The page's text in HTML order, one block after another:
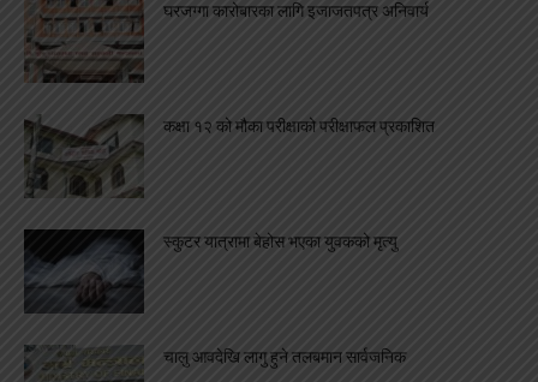
घरजग्गा कारोबारका लागि इजाजतपत्र अनिवार्य
कक्षा १२ को मौका परीक्षाको परीक्षाफल प्रकाशित
स्कुटर यात्रामा बेहोस भएका युवकको मृत्यु
चालु आवदेखि लागु हुने तलबमान सार्वजनिक